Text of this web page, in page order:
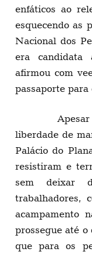
enfáticos ao
esquecendo as
Nacional dos
era candidata
afirmou com
passaporte
liberdade de
Palácio do
resistiram e
sem deixar
trabalhadores,
acampamento
prossegue até
que para os